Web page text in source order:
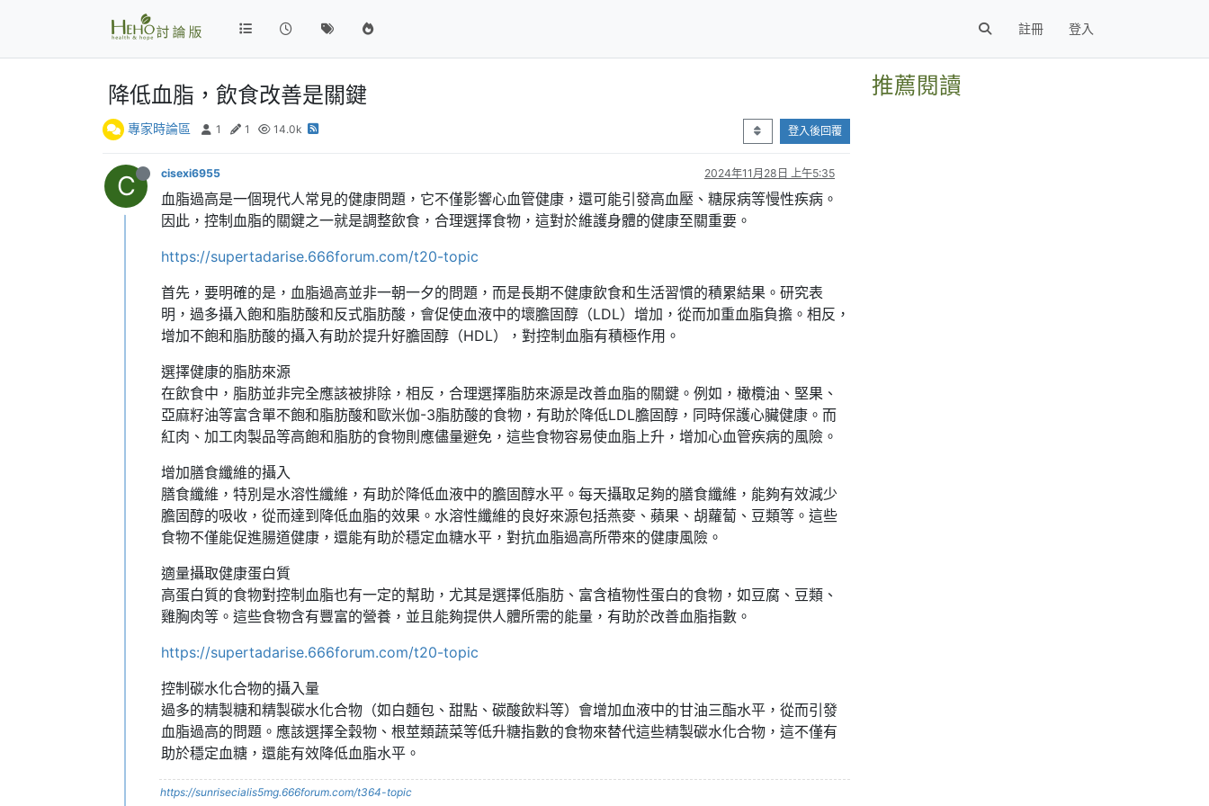
註冊 登入
降低血脂，飲食改善是關鍵
專家時論區 1 1 14.0k 登入後回覆
C cisexi6955 2024年11月28日 上午5:35
血脂過高是一個現代人常見的健康問題，它不僅影響心血管健康，還可能引發高血壓、糖尿病等慢性疾病。
因此，控制血脂的關鍵之一就是調整飲食，合理選擇食物，這對於維護身體的健康至關重要。
https://supertadarise.666forum.com/t20-topic
首先，要明確的是，血脂過高並非一朝一夕的問題，而是長期不健康飲食和生活習慣的積累結果。研究表
明，過多攝入飽和脂肪酸和反式脂肪酸，會促使血液中的壞膽固醇（LDL）增加，從而加重血脂負擔。相反，
增加不飽和脂肪酸的攝入有助於提升好膽固醇（HDL），對控制血脂有積極作用。
選擇健康的脂肪來源
在飲食中，脂肪並非完全應該被排除，相反，合理選擇脂肪來源是改善血脂的關鍵。例如，橄欖油、堅果、
亞麻籽油等富含單不飽和脂肪酸和歐米伽-3脂肪酸的食物，有助於降低LDL膽固醇，同時保護心臟健康。而
紅肉、加工肉製品等高飽和脂肪的食物則應儘量避免，這些食物容易使血脂上升，增加心血管疾病的風險。
增加膳食纖維的攝入
膳食纖維，特別是水溶性纖維，有助於降低血液中的膽固醇水平。每天攝取足夠的膳食纖維，能夠有效減少
膽固醇的吸收，從而達到降低血脂的效果。水溶性纖維的良好來源包括燕麥、蘋果、胡蘿蔔、豆類等。這些
食物不僅能促進腸道健康，還能有助於穩定血糖水平，對抗血脂過高所帶來的健康風險。
適量攝取健康蛋白質
高蛋白質的食物對控制血脂也有一定的幫助，尤其是選擇低脂肪、富含植物性蛋白的食物，如豆腐、豆類、
雞胸肉等。這些食物含有豐富的營養，並且能夠提供人體所需的能量，有助於改善血脂指數。
https://supertadarise.666forum.com/t20-topic
控制碳水化合物的攝入量
過多的精製糖和精製碳水化合物（如白麵包、甜點、碳酸飲料等）會增加血液中的甘油三酯水平，從而引發
血脂過高的問題。應該選擇全穀物、根莖類蔬菜等低升糖指數的食物來替代這些精製碳水化合物，這不僅有
助於穩定血糖，還能有效降低血脂水平。
https://sunrisecialis5mg.666forum.com/t364-topic
推薦閱讀